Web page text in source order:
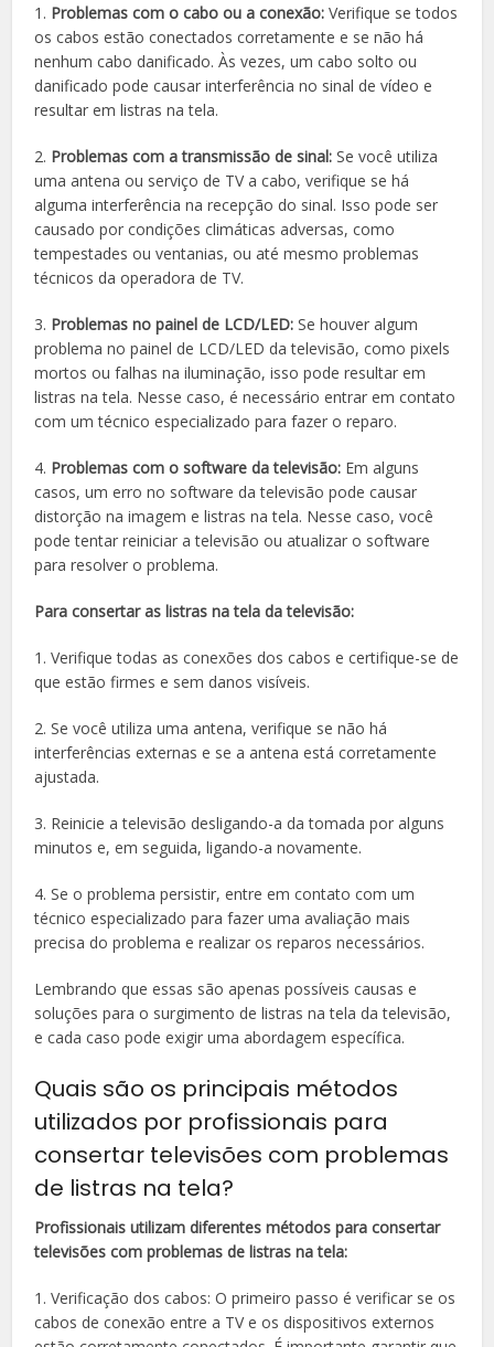
1. Problemas com o cabo ou a conexão: Verifique se todos
os cabos estão conectados corretamente e se não há
nenhum cabo danificado. Às vezes, um cabo solto ou
danificado pode causar interferência no sinal de vídeo e
resultar em listras na tela.
2. Problemas com a transmissão de sinal: Se você utiliza
uma antena ou serviço de TV a cabo, verifique se há
alguma interferência na recepção do sinal. Isso pode ser
causado por condições climáticas adversas, como
tempestades ou ventanias, ou até mesmo problemas
técnicos da operadora de TV.
3. Problemas no painel de LCD/LED: Se houver algum
problema no painel de LCD/LED da televisão, como pixels
mortos ou falhas na iluminação, isso pode resultar em
listras na tela. Nesse caso, é necessário entrar em contato
com um técnico especializado para fazer o reparo.
4. Problemas com o software da televisão: Em alguns
casos, um erro no software da televisão pode causar
distorção na imagem e listras na tela. Nesse caso, você
pode tentar reiniciar a televisão ou atualizar o software
para resolver o problema.
Para consertar as listras na tela da televisão:
1. Verifique todas as conexões dos cabos e certifique-se de
que estão firmes e sem danos visíveis.
2. Se você utiliza uma antena, verifique se não há
interferências externas e se a antena está corretamente
ajustada.
3. Reinicie a televisão desligando-a da tomada por alguns
minutos e, em seguida, ligando-a novamente.
4. Se o problema persistir, entre em contato com um
técnico especializado para fazer uma avaliação mais
precisa do problema e realizar os reparos necessários.
Lembrando que essas são apenas possíveis causas e
soluções para o surgimento de listras na tela da televisão,
e cada caso pode exigir uma abordagem específica.
Quais são os principais métodos
utilizados por profissionais para
consertar televisões com problemas
de listras na tela?
Profissionais utilizam diferentes métodos para consertar
televisões com problemas de listras na tela:
1. Verificação dos cabos: O primeiro passo é verificar se os
cabos de conexão entre a TV e os dispositivos externos